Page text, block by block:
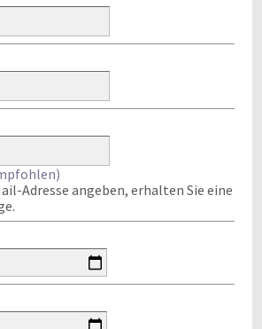
Adresse angeben, erhalten Sie eine